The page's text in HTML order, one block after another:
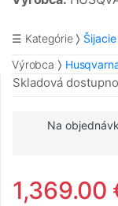
☰ Kategórie
Výrobca
Skladová
Na
1,369.00